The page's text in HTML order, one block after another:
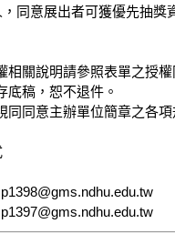
同意展出者可獲優先抽獎
相關說明請參照表單之授權
底稿，恕不退件。
同同意主辦單位簡章之各